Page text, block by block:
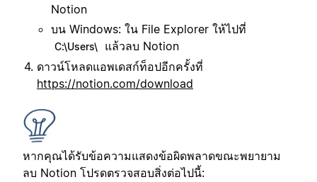
Notion
บน Windows: ใน File Explorer ให้ไปที่
C:\Users\
แล้วลบ Notion
ดาวน์โหลดแอพเดสก์ท็อปอีกครั้งที่
https://notion.com/download
หากคุณได้รับข้อความแสดงข้อผิดพลาดขณะพยายาม
ลบ Notion โปรดตรวจสอบสิ่งต่อไปนี้: